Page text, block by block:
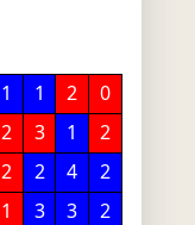
1 1 2
0
2 3 1
2
2 2 4
2
1 3 3
2